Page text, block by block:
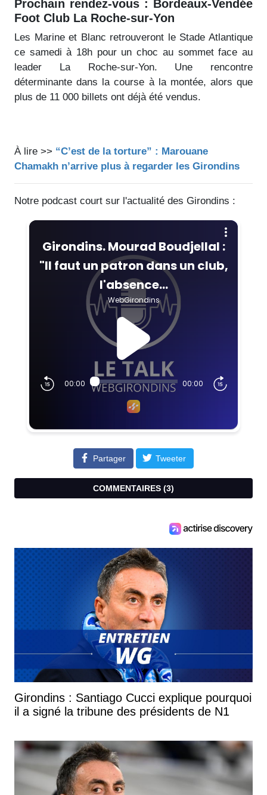
Prochain rendez-vous : Bordeaux-Vendée
Foot Club La Roche-sur-Yon
Les Marine et Blanc retrouveront le Stade Atlantique
ce samedi à 18h pour un choc au sommet face au
leader La Roche-sur-Yon. Une rencontre
déterminante dans la course à la montée, alors que
plus de 11 000 billets ont déjà été vendus.
À lire >> “C’est de la torture” : Marouane
Chamakh n’arrive plus à regarder les Girondins
Notre podcast court sur l'actualité des Girondins :
Partager Tweeter
COMMENTAIRES (3)
Girondins : Santiago Cucci explique pourquoi
il a signé la tribune des présidents de N1